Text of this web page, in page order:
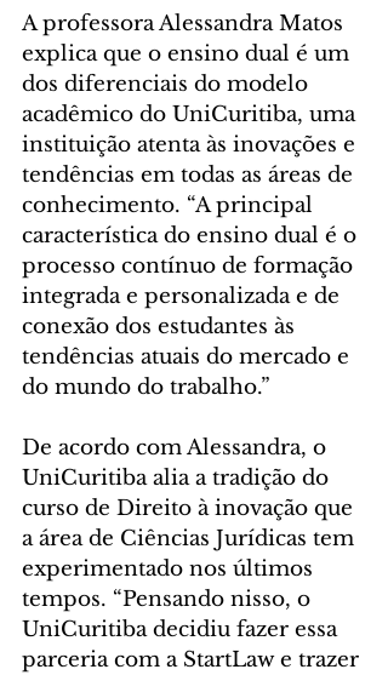
A professora Alessandra Matos
explica que o ensino dual é um
dos diferenciais do modelo
acadêmico do UniCuritiba, uma
instituição atenta às inovações e
tendências em todas as áreas de
conhecimento. “A principal
característica do ensino dual é o
processo contínuo de formação
integrada e personalizada e de
conexão dos estudantes às
tendências atuais do mercado e
do mundo do trabalho.”
De acordo com Alessandra, o
UniCuritiba alia a tradição do
curso de Direito à inovação que
a área de Ciências Jurídicas tem
experimentado nos últimos
tempos. “Pensando nisso, o
UniCuritiba decidiu fazer essa
parceria com a StartLaw e trazer